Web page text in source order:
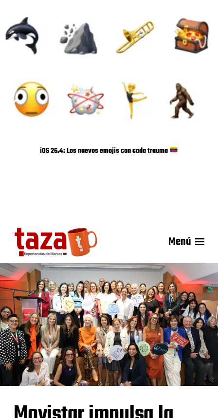
iOS 26.4: Los nuevos emojis con cada trauma
Menú